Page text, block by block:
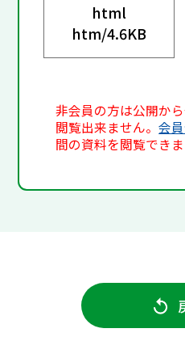
html
htm/4.6KB
非会員の方は公開か
閲覧出来ません。会
間の資料を閲覧できま